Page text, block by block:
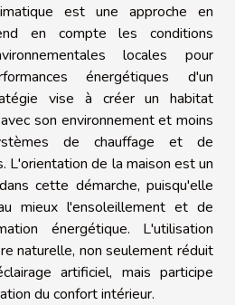
est une approche en
en compte les conditions
locales pour
énergétiques d'un
vise à créer un habitat
son environnement et moins
de chauffage et de
L'orientation de la maison est un
cette démarche, puisqu'elle
mieux l'ensoleillement et de
énergétique. L'utilisation
naturelle, non seulement réduit
artificiel, mais participe
du confort intérieur.